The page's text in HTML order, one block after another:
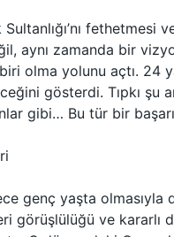
fethetmesi
aynı zamanda bir
olma yolunu açtı. 24
gösterdi. Tıpkı
gibi… Bu tür bir
genç yaşta
görüşlülüğü ve kararlı